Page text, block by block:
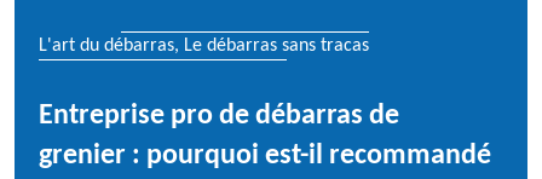
L'art du débarras, Le débarras sans tracas
Entreprise pro de débarras de
grenier : pourquoi est-il recommandé